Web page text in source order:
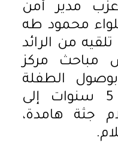
مدير أمن
محمود طه
من الرائد
مباحث مركز
الطفلة
“نجاة ش ا م” - 5 سنوات إلى
جثة هامدة،